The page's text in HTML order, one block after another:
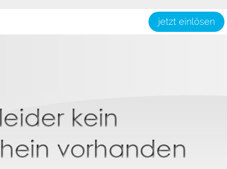
jetzt einlösen